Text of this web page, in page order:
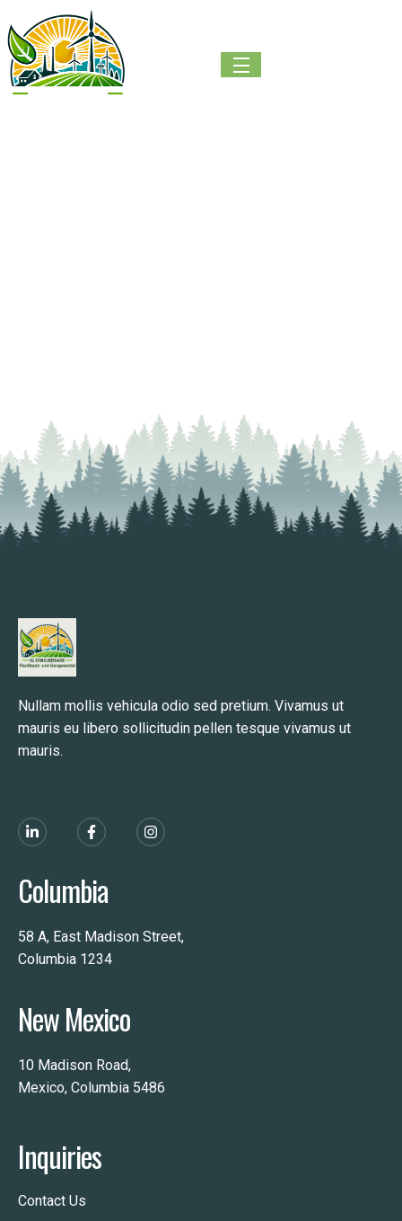
Nullam mollis vehicula odio sed pretium. Vivamus ut
mauris eu libero sollicitudin pellen tesque vivamus ut
mauris.
Columbia
58 A, East Madison Street,
Columbia 1234
New Mexico
10 Madison Road,
Mexico, Columbia 5486
Inquiries
Contact Us